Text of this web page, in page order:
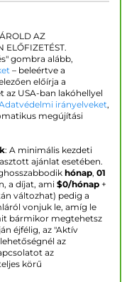
AZ
ELŐFIZETÉST.
gombra alább,
– beleértve a
előírja a
USA-ban lakóhellyel
irányelveket,
megújítási
: A minimális kezdeti
ajánlat esetében.
hónap, 01
a díjat, ami $0/hónap +
változhat) pedig a
vonjuk le, amíg le
bármikor megtehetsz
éjfélig, az "Aktív
az
az
körű